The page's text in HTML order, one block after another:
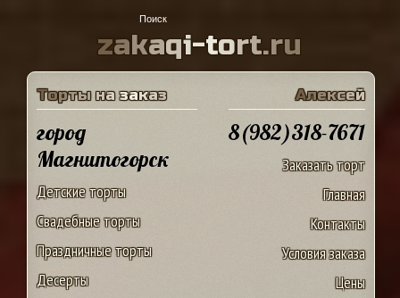
zakaqi-tort.ru
Торты на заказ
город
Магнитогорск
Детские торты
Свадебные торты
Праздничные торты
Десерты
Алексей
8(982)318-7671
Заказать торт
Главная
Контакты
Условия заказа
Цены